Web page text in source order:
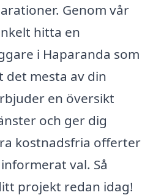
Genom vår
hitta en
i Haparanda som
det mesta av din
en översikt
och ger dig
kostnadsfria offerter
val. Så
projekt redan idag!